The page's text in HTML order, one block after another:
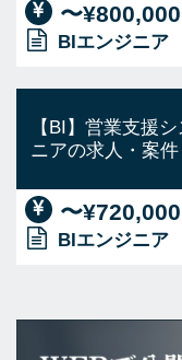
〜¥800,000
BIエンジニア
【BI】営業支援
ニアの求人・案件
〜¥720,000
BIエンジニア